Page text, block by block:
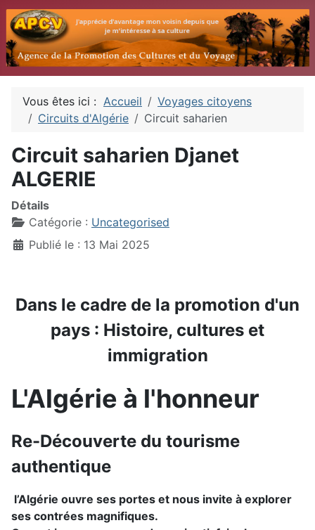
Vous êtes ici : Accueil
Voyages citoyens
Circuits d'Algérie
Circuit saharien
Circuit saharien Djanet
ALGERIE
Détails
Catégorie : Uncategorised
Publié le : 13 Mai 2025
Dans le cadre de la promotion d'un
pays : Histoire, cultures et
immigration
L'Algérie à l'honneur
Re-Découverte du tourisme
authentique
l’Algérie ouvre ses portes et nous invite à explorer
ses contrées magnifiques.